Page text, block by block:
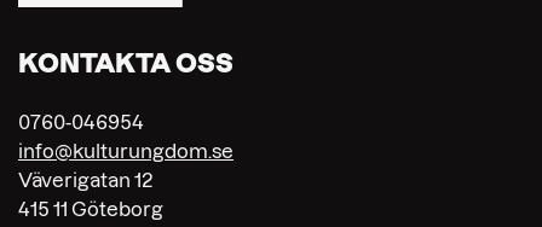
KONTAKTA OSS
0760-046954
info@kulturungdom.se
Väverigatan 12
415 11 Göteborg